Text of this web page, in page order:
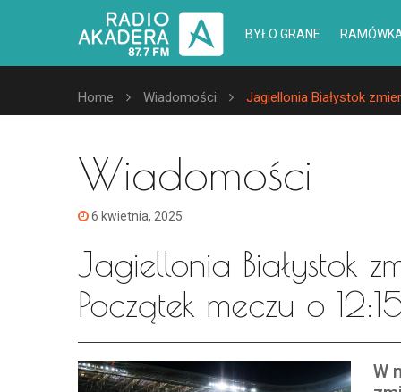
BYŁO GRANE
Home Wiadomości Jagiellonia Białystok
Wiadomości
6 kwietnia, 2025
Jagiellonia Białystok
Początek meczu o
W